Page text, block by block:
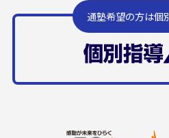
通塾希望の方は個